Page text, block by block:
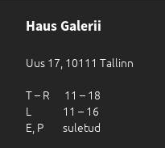
Haus Galerii
Uus 17, 10111 Tallinn
T – R 11 – 18
L 11 – 16
E, P suletud